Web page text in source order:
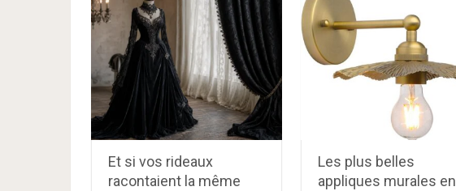
Et si vos rideaux
racontaient la même
Les plus belles
appliques murales en